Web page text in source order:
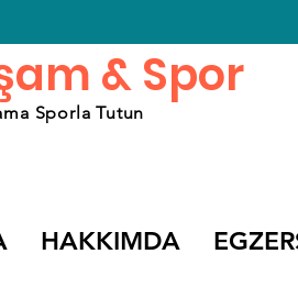
& Spor
Sporla Tutun
HAKKIMDA